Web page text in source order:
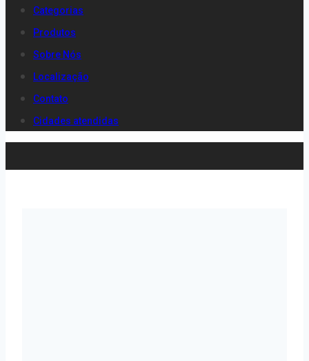
Categorias
Produtos
Sobre Nós
Localização
Contato
Cidades atendidas